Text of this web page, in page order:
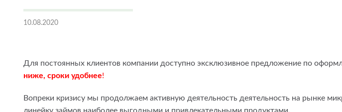
10.08.2020
Для постоянных клиентов компании доступно эксклюзивное предложение по
ниже, сроки удобнее!
Вопреки кризису мы продолжаем активную деятельность деятельность на рынке